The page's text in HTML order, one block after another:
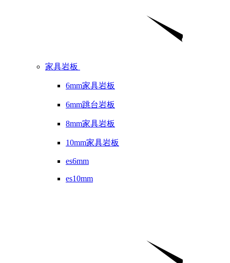
家具岩板
6mm家具岩板
6mm跳台岩板
8mm家具岩板
10mm家具岩板
es6mm
es10mm